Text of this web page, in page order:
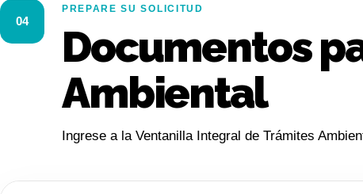
04
PREPARE SU SOLICITUD
Documentos
Ambiental
Ingrese a la Ventanilla Integral de Trámites